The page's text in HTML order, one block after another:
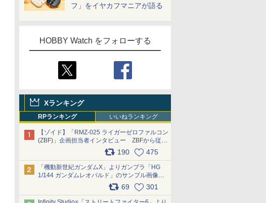
フ」をイヤカフマニアが語る
HOBBY Watch をフォローする
Xランキング
RPランキング いいねランキング
【ゾイド】「RMZ-025 ライガーゼロファルコン
(ZBF)」企画担当者インタビュー ZBFから従来
デザインまで再現可能なボリューム満点のキッ
ト pic.x.com/6zOqQAQKkX
190 475
「機動新世紀ガンダムX」よりガンプラ「HG
1/144 ガンダムレオパルド」のサンプル画像が
69 301